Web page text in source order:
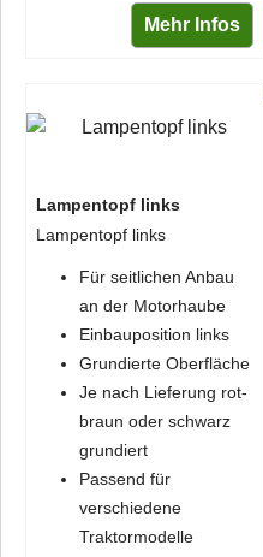
Mehr Infos
Lampentopf links
Lampentopf links
Für seitlichen Anbau
an der Motorhaube
Einbauposition links
Grundierte Oberfläche
Je nach Lieferung rot-
braun oder schwarz
grundiert
Passend für
verschiedene
Traktormodelle